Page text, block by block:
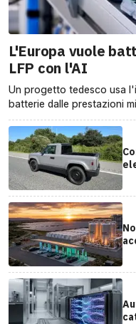
L'Europa vuole
LFP con l'AI
Un progetto tedesco usa
batterie dalle prestazioni